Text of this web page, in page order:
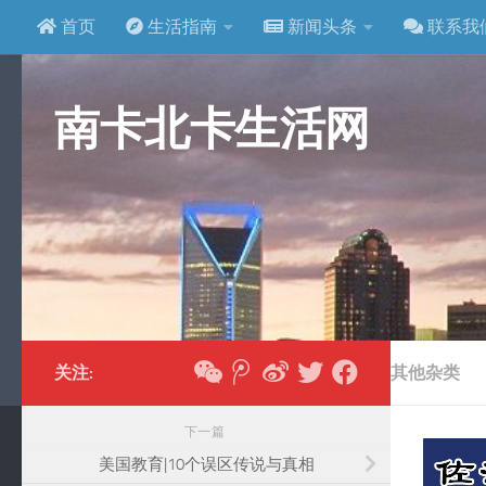
跳至内容
首页 生活指南 新闻头条 联系我
南卡北卡生活网
其他杂类
关注:
下一篇
美国教育|10个误区传说与真相